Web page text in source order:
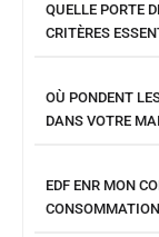
QUELLE PORTE
CRITÈRES
OÙ PONDENT
DANS VOTRE
EDF ENR MON